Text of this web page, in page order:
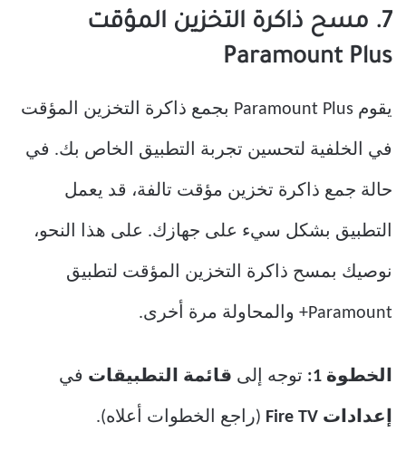
7. مسح ذاكرة التخزين المؤقت
Paramount Plus
يقوم Paramount Plus بجمع ذاكرة التخزين المؤقت
في الخلفية لتحسين تجربة التطبيق الخاص بك. في
حالة جمع ذاكرة تخزين مؤقت تالفة، قد يعمل
التطبيق بشكل سيء على جهازك. على هذا النحو،
نوصيك بمسح ذاكرة التخزين المؤقت لتطبيق
Paramount+ والمحاولة مرة أخرى.
الخطوة 1: توجه إلى قائمة التطبيقات في
إعدادات Fire TV (راجع الخطوات أعلاه).